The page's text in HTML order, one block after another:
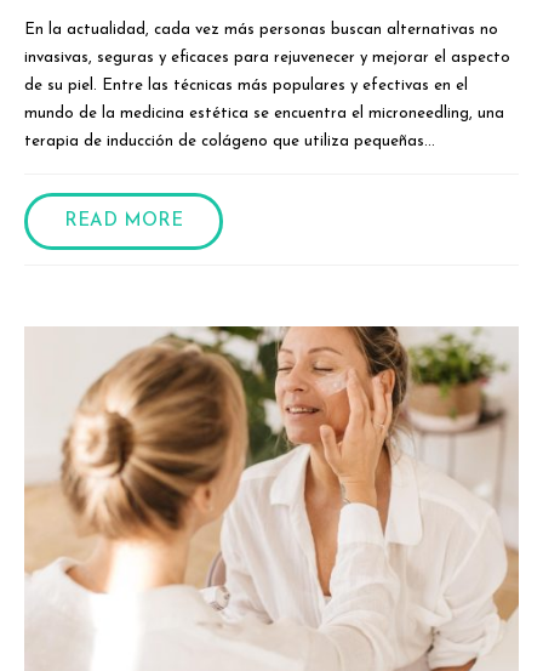
En la actualidad, cada vez más personas buscan alternativas no
invasivas, seguras y eficaces para rejuvenecer y mejorar el aspecto
de su piel. Entre las técnicas más populares y efectivas en el
mundo de la medicina estética se encuentra el microneedling, una
terapia de inducción de colágeno que utiliza pequeñas...
READ MORE